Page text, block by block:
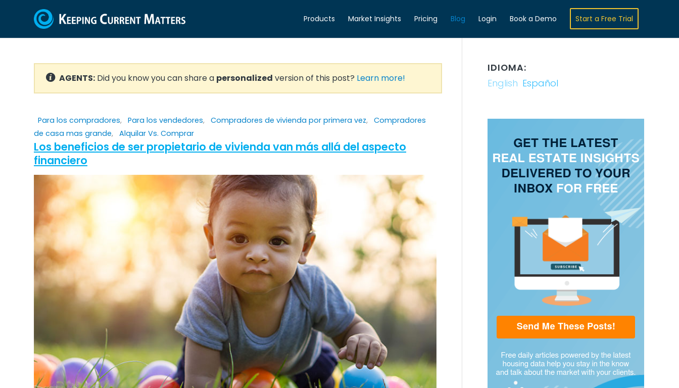
Products Market Insights Pricing Blog Login Book a Demo Start a Free Trial
AGENTS: Did you know you can share a personalized version of this post? Learn more!
Para los compradores, Para los vendedores, Compradores de vivienda por primera vez, Compradores
de casa mas grande, Alquilar Vs. Comprar
Los beneficios de ser propietario de vivienda van más allá del aspecto
financiero
IDIOMA:
English Español